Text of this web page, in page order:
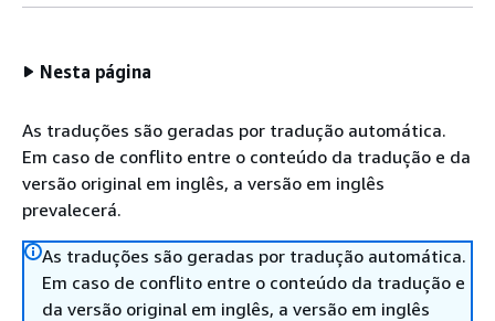
Nesta página
As traduções são geradas por tradução automática.
Em caso de conflito entre o conteúdo da tradução e da
versão original em inglês, a versão em inglês
prevalecerá.
As traduções são geradas por tradução automática.
Em caso de conflito entre o conteúdo da tradução e
da versão original em inglês, a versão em inglês